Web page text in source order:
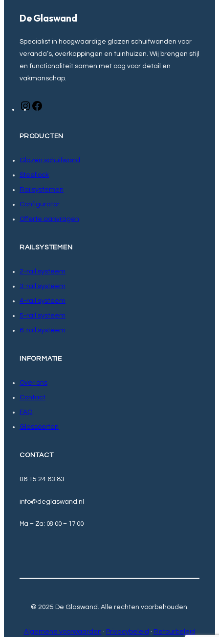
De Glaswand
Specialist in hoogwaardige glazen schuifwanden voor
veranda’s, overkappingen en tuinhuizen. Wij brengen stijl
en functionaliteit samen met oog voor detail en
vakmanschap.
t
g
a
m
e
o
k
PRODUCTEN
Glazen schuifwand
Steellook
Railsystemen
Configurator
Offerte aanvragen
RAILSYSTEMEN
2-rail systeem
3-rail systeem
4-rail systeem
5-rail systeem
6-rail systeem
INFORMATIE
Over ons
Contact
FAQ
Glassoorten
CONTACT
06 15 24 63 83
info@deglaswand.nl
Ma – Za: 08:00 – 17:00
© 2025 De Glaswand. Alle rechten voorbehouden.
Algemene voorwaarden · Privacybeleid · Retourbeleid